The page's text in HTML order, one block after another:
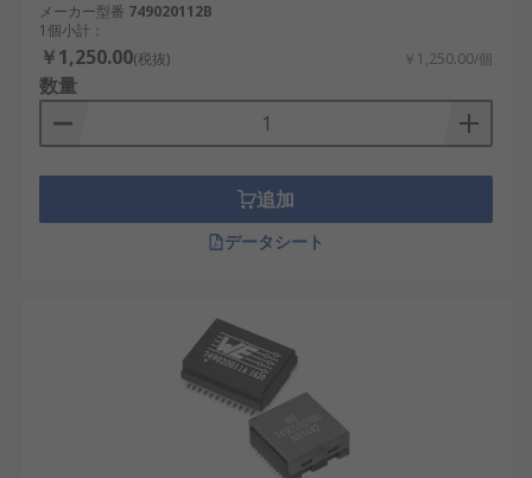
メーカー型番 749020112B
1個小計：
￥1,250.00(税抜) ￥1,250.00/個
数量
追加
データシート